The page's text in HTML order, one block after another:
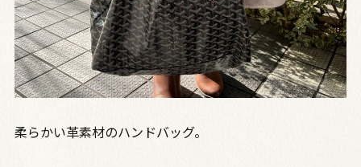
柔らかい革素材のハンドバッグ。